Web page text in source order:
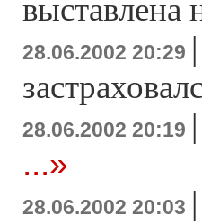
выставлена
28.06.2002 20:29 |
28.06.2002 20:19 |
...»
28.06.2002 20:03 |